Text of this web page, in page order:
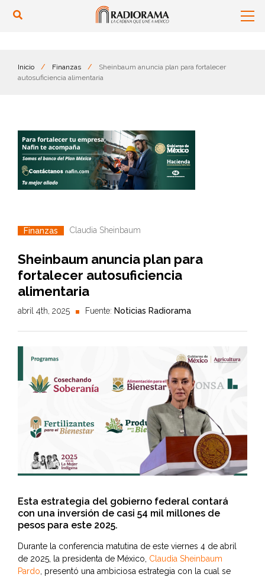
Inicio / Finanzas /
Sheinbaum anuncia plan para fortalecer
autosuficiencia alimentaria
Finanzas Claudia Sheinbaum
Sheinbaum anuncia plan para
fortalecer autosuficiencia
alimentaria
abril 4th, 2025 Fuente: Noticias Radiorama
Esta estrategia del gobierno federal contará
con una inversión de casi 54 mil millones de
pesos para este 2025.
Durante la conferencia matutina de este viernes 4 de abril
de 2025, la presidenta de México, Claudia Sheinbaum
Pardo, presentó una ambiciosa estrategia con la cual se